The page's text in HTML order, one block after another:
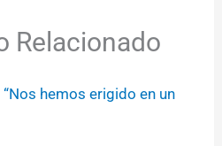
Relacionado